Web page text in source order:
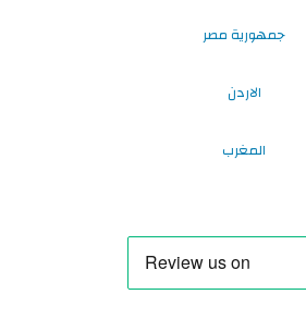
جمهورية مصر
الاردن
المغرب